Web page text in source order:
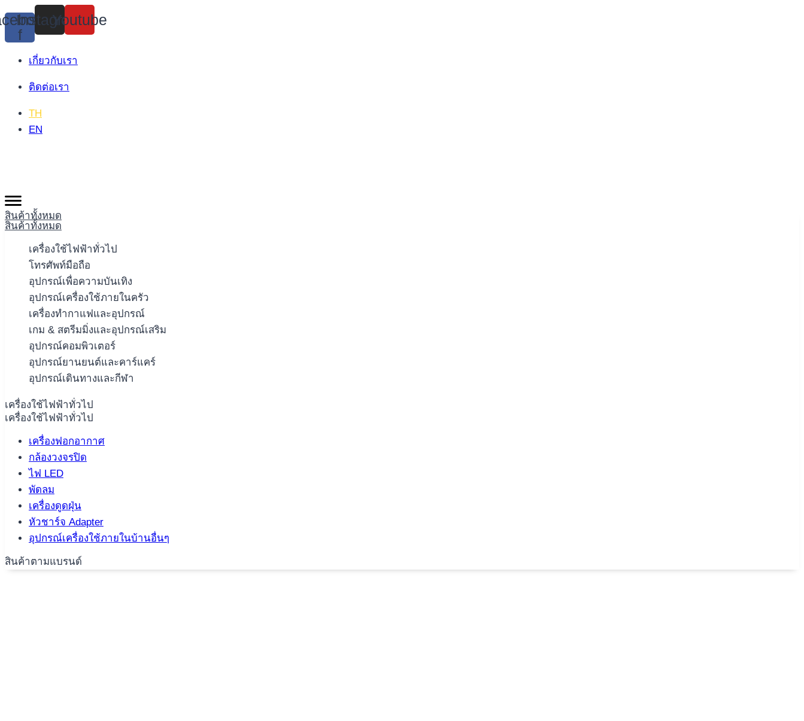
Skip
to
content
f
Instagram
Youtube
เกี่ยวกับเรา
ติดต่อเรา
TH
EN
สินค้าทั้งหมด
สินค้าทั้งหมด
เครื่องใช้ไฟฟ้าทั่วไป
โทรศัพท์มือถือ
อุปกรณ์เพื่อความบันเทิง
อุปกรณ์เครื่องใช้ภายในครัว
เครื่องทำกาแฟและอุปกรณ์
เกม & สตรีมมิ่งและอุปกรณ์เสริม
อุปกรณ์คอมพิวเตอร์
อุปกรณ์ยานยนต์และคาร์แคร์
อุปกรณ์เดินทางและกีฬา
เครื่องใช้ไฟฟ้าทั่วไป
เครื่องใช้ไฟฟ้าทั่วไป
เครื่องฟอกอากาศ
กล้องวงจรปิด
ไฟ LED
พัดลม
เครื่องดูดฝุ่น
หัวชาร์จ Adapter
อุปกรณ์เครื่องใช้ภายในบ้านอื่นๆ
สินค้าตามแบรนด์